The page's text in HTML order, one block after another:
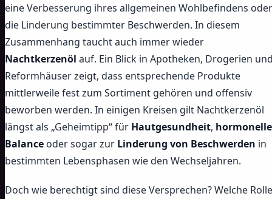
eine Verbesserung ihres allgemeinen Wohlbefindens oder
die Linderung bestimmter Beschwerden. In diesem
Zusammenhang taucht auch immer wieder
Nachtkerzenöl auf. Ein Blick in Apotheken, Drogerien
Reformhäuser zeigt, dass entsprechende Produkte
mittlerweile fest zum Sortiment gehören und offensiv
beworben werden. In einigen Kreisen gilt Nachtkerzenöl
längst als „Geheimtipp“ für Hautgesundheit, hormonelle
Balance oder sogar zur Linderung von Beschwerden in
bestimmten Lebensphasen wie den Wechseljahren.
Doch wie berechtigt sind diese Versprechen? Welche Rolle